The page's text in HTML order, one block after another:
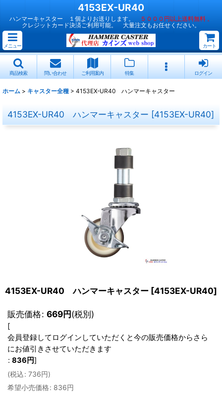
4153EX-UR40
ハンマーキャスター １個よりお送りします。
５０００円以上送料無料 。
クレジットカード決済ご利用可能。 大量注文もお任せください。
メニュー カート
商品検索 問い合わせ ご利用案内 特集 ログイン
ホーム > キャスター全種 > 4153EX-UR40 ハンマーキャスター
4153EX-UR40 ハンマーキャスター [4153EX-UR40]
4153EX-UR40 ハンマーキャスター [4153EX-UR40]
販売価格: 669円(税別)
[
会員登録してログインしていただくと今の販売価格からさら
にお値引きさせていただきます
: 836 円]
(税込: 736円)
希望小売価格: 836円